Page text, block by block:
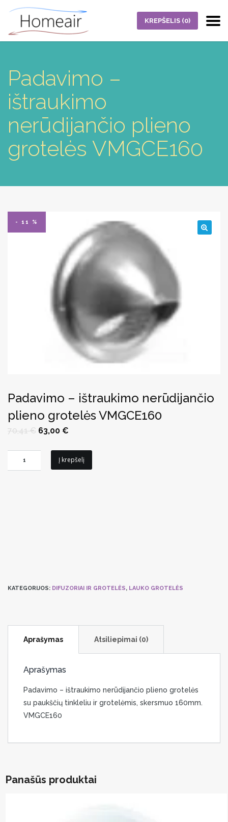
KREPŠELIS (0)
Padavimo –
ištraukimo
nerūdijančio plieno
grotelės VMGCE160
- 11 %
Padavimo – ištraukimo nerūdijančio
plieno grotelės VMGCE160
70,41€ Original
70,41 €.
63,00 €
63,00 €.
kiekis:
Į krepšelį
KATEGORIJOS: DIFUZORIAI IR GROTELĖS, LAUKO GROTELĖS
Aprašymas Atsiliepimai (0)
Aprašymas
Padavimo – ištraukimo nerūdijančio plieno grotelės
su paukščių tinkleliu ir grotelėmis, skersmuo 160mm.
VMGCE160
Panašūs produktai